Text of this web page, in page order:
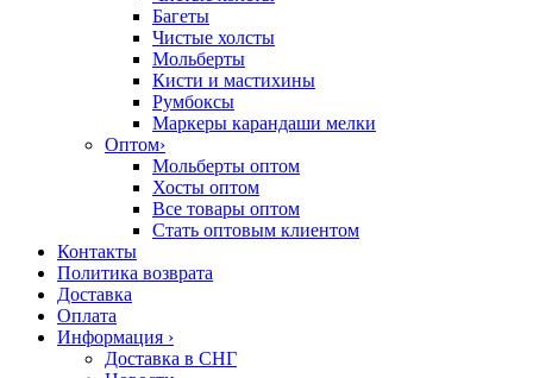
Багеты
Чистые холсты
Мольберты
Кисти и мастихины
Румбоксы
Маркеры карандаши мелки
Оптом›
Мольберты оптом
Хосты оптом
Все товары оптом
Стать оптовым клиентом
Контакты
Политика возврата
Доставка
Оплата
Информация ›
Доставка в СНГ